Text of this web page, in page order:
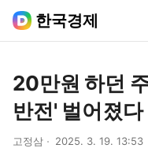
한국경제
20만원 하던
반전' 벌어졌
고정삼 2025. 3. 19. 13:53